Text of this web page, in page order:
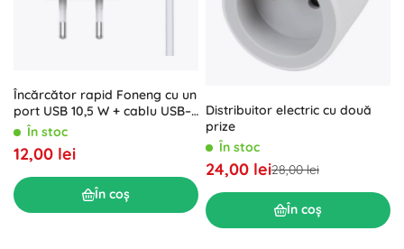
Încărcător rapid Foneng cu un
port USB 10,5 W + cablu USB–
Lightning
În stoc
12,00 lei
În coș
Distribuitor electric cu două
prize
În stoc
24,00 lei28,00 lei
În coș